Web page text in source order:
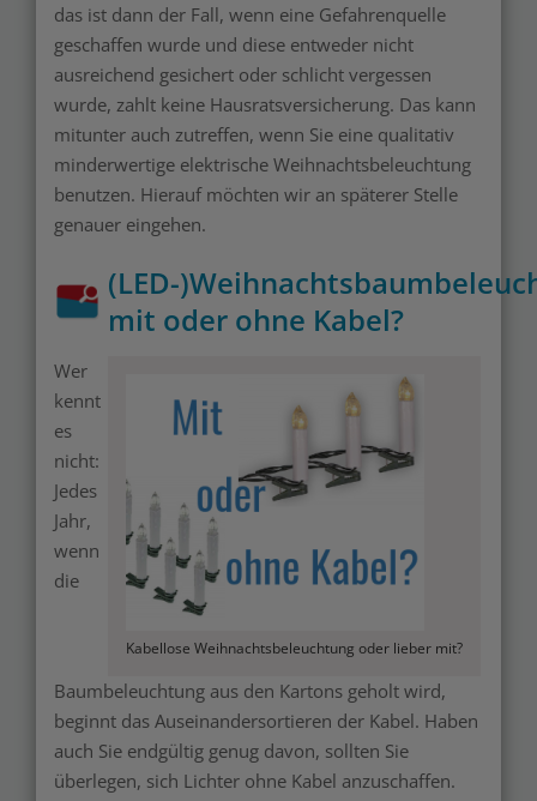
das ist dann der Fall, wenn eine Gefahrenquelle
geschaffen wurde und diese entweder nicht
ausreichend gesichert oder schlicht vergessen
wurde, zahlt keine Hausratsversicherung. Das kann
mitunter auch zutreffen, wenn Sie eine qualitativ
minderwertige elektrische Weihnachtsbeleuchtung
benutzen. Hierauf möchten wir an späterer Stelle
genauer eingehen.
(LED-
mit oder ohne Kabel?
Merken
Kabellose Weihnachtsbeleuchtung oder lieber mit?
Wer
kennt
es
nicht:
Jedes
Jahr,
wenn
die
Baumbeleuchtung aus den Kartons geholt wird,
beginnt das Auseinandersortieren der Kabel. Haben
auch Sie endgültig genug davon, sollten Sie
überlegen, sich Lichter ohne Kabel anzuschaffen.